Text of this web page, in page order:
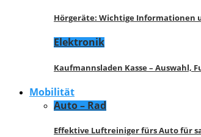
Hörgeräte: Wichtige Informationen
Elektronik
Kaufmannsladen Kasse –
Mobilität
Auto – Rad
Effektive Luftreiniger fürs Auto für